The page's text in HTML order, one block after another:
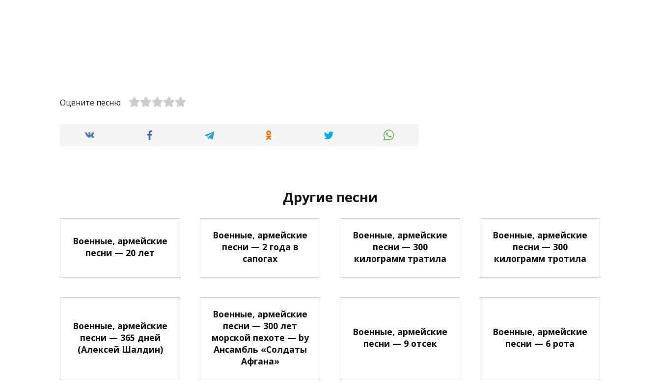
Оцените песню
Другие песни
Военные, армейские
песни — 20 лет
Военные, армейские
песни — 2 года в
сапогах
Военные, армейские
песни — 300
килограмм тратила
Военные, армейские
песни — 300
килограмм тротила
Военные, армейские
песни — 365 дней
(Алексей Шалдин)
Военные, армейские
песни — 300 лет
морской пехоте — by
Ансамбль «Солдаты
Афгана»
Военные, армейские
песни — 9 отсек
Военные, армейские
песни — 6 рота